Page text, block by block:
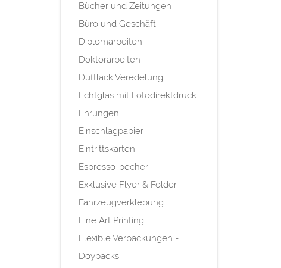
Bücher und Zeitungen
Büro und Geschäft
Diplomarbeiten
Doktorarbeiten
Duftlack Veredelung
Echtglas mit Fotodirektdruck
Ehrungen
Einschlagpapier
Eintrittskarten
Espresso-becher
Exklusive Flyer & Folder
Fahrzeugverklebung
Fine Art Printing
Flexible Verpackungen -
Doypacks